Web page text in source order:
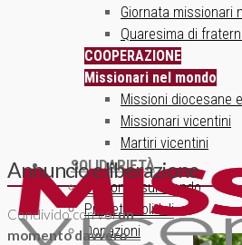
Giornata missionari
Quaresima di
COOPERAZIONE
Missionari nel mondo
Missioni diocesane
Missionari vicentini
Martiri vicentini
SOLIDARIETÀ
Un ponte sul mondo
Progetti solidali
Donazioni
Annuncio e liberazione
Condivido con voiun
momento davvero